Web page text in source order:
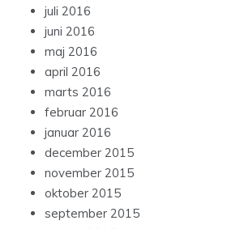
juli 2016
juni 2016
maj 2016
april 2016
marts 2016
februar 2016
januar 2016
december 2015
november 2015
oktober 2015
september 2015